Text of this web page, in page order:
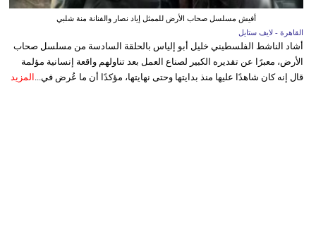
أفيش مسلسل صحاب الأرض للممثل إياد نصار والفنانة منة شلبي
القاهرة - لايف ستايل
أشاد الناشط الفلسطيني خليل أبو إلياس بالحلقة السادسة من مسلسل صحاب
الأرض، معبرًا عن تقديره الكبير لصناع العمل بعد تناولهم واقعة إنسانية مؤلمة
قال إنه كان شاهدًا عليها منذ بدايتها وحتى نهايتها، مؤكدًا أن ما عُرض في... المزيد